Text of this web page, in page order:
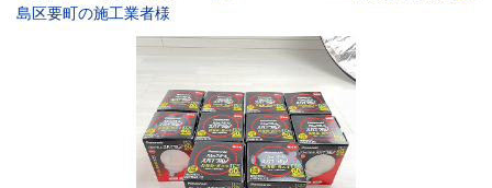
島区要町の施工業者様